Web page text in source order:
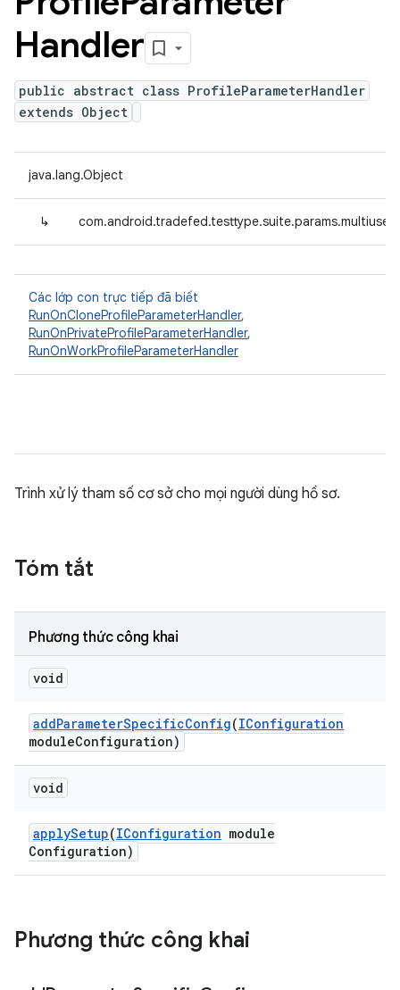
Handler
public abstract class ProfileParameterHandler
extends Object
java.lang.Object
↳
Các lớp con trực tiếp đã biết
RunOnCloneProfileParameterHandler,
RunOnPrivateProfileParameterHandler,
RunOnWorkProfileParameterHandler
Trình xử lý tham số cơ sở cho mọi người dùng hồ sơ.
Tóm tắt
Phương thức công khai
void
addParameterSpecificConfig(IConfiguration
moduleConfiguration)
void
applySetup(IConfiguration module
Configuration)
Phương thức công khai